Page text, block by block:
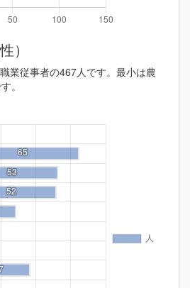
）
業従事者の467人です。最小は農
。